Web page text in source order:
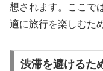
想されます。ここで
適に旅行を楽しむた
渋滞を避けるた